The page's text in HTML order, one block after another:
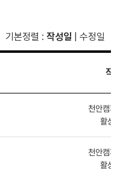
기본정렬 : 작성일 수정일
작
천안캠퍼
활상
천안캠퍼
활상